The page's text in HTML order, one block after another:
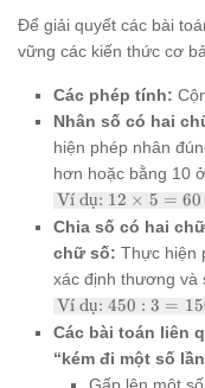
Để giải quyết các bài
vững các kiến thức cơ
Các phép tính:
Nhân số có hai
hiện phép nhân
hơn hoặc bằng 10
\text{Ví
dụ: } 12
\times 5
= 60
Vı
ˊ dụ: 12 × 5 = 60
Chia số có hai
chữ số: Thực hiện
xác định thương và
\text{Ví
dụ: }
450 : 3
= 150
Vı
ˊ dụ: 450 : 3 =
Các bài toán liên
“kém đi một số
Gấp lên một